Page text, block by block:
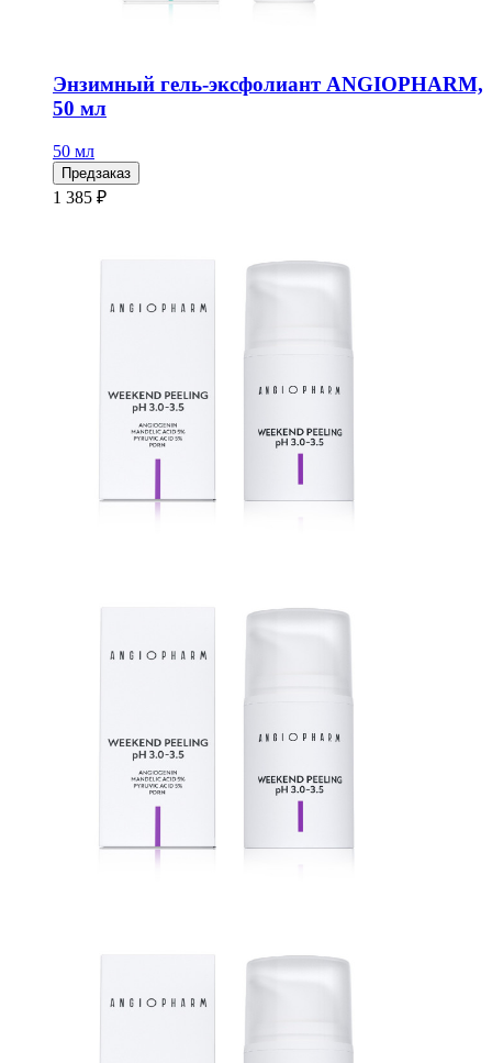
Энзимный гель-эксфолиант ANGIOPHARM,
50 мл
50 мл
Предзаказ
1 385 ₽